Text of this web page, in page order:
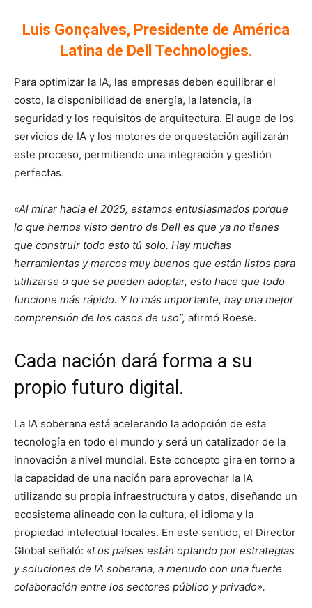
Luis Gonçalves, Presidente de América
Latina de Dell Technologies.
Para optimizar la IA, las empresas deben equilibrar el
costo, la disponibilidad de energía, la latencia, la
seguridad y los requisitos de arquitectura. El auge de los
servicios de IA y los motores de orquestación agilizarán
este proceso, permitiendo una integración y gestión
perfectas.
«Al mirar hacia el 2025, estamos entusiasmados porque
lo que hemos visto dentro de Dell es que ya no tienes
que construir todo esto tú solo. Hay muchas
herramientas y marcos muy buenos que están listos para
utilizarse o que se pueden adoptar, esto hace que todo
funcione más rápido. Y lo más importante, hay una mejor
comprensión de los casos de uso”, afirmó Roese.
Cada nación dará forma a su
propio futuro digital.
La IA soberana está acelerando la adopción de esta
tecnología en todo el mundo y será un catalizador de la
innovación a nivel mundial. Este concepto gira en torno a
la capacidad de una nación para aprovechar la IA
utilizando su propia infraestructura y datos, diseñando un
ecosistema alineado con la cultura, el idioma y la
propiedad intelectual locales. En este sentido, el Director
Global señaló: «Los países están optando por estrategias
y soluciones de IA soberana, a menudo con una fuerte
colaboración entre los sectores público y privado».